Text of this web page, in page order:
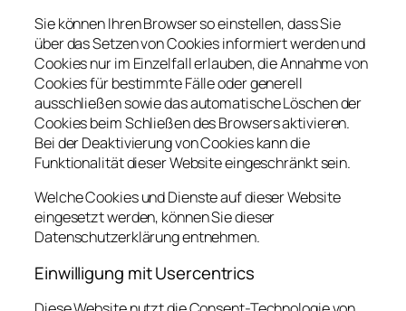
Sie können Ihren Browser so einstellen, dass Sie
über das Setzen von Cookies informiert werden und
Cookies nur im Einzelfall erlauben, die Annahme von
Cookies für bestimmte Fälle oder generell
ausschließen sowie das automatische Löschen der
Cookies beim Schließen des Browsers aktivieren.
Bei der Deaktivierung von Cookies kann die
Funktionalität dieser Website eingeschränkt sein.
Welche Cookies und Dienste auf dieser Website
eingesetzt werden, können Sie dieser
Datenschutzerklärung entnehmen.
Einwilligung mit Usercentrics